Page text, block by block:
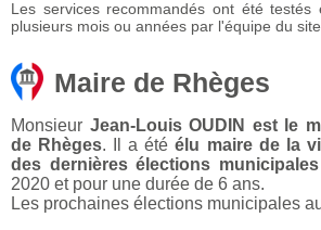
Les services recommandés ont été testés
plusieurs mois ou années par l'équipe du
Maire de Rhèges
Monsieur Jean-Louis OUDIN est le
de Rhèges. Il a étéélu maire de la
des dernières élections municipales
2020 et pour une durée de 6 ans.
Les prochaines élections municipales